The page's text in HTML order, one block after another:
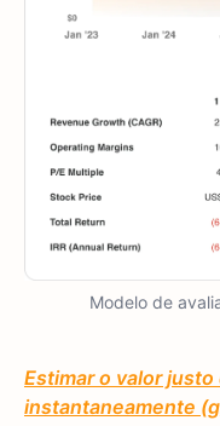
Modelo de
Estimar o valor
instantaneamente